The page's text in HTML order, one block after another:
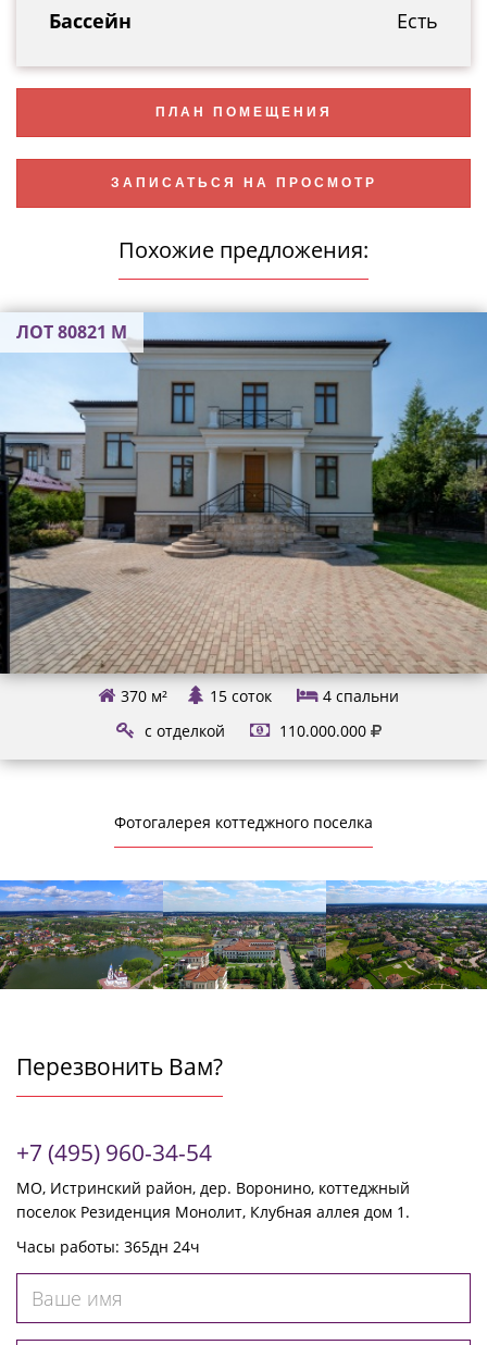
Бассейн
Есть
ПЛАН ПОМЕЩЕНИЯ
ЗАПИСАТЬСЯ НА ПРОСМОТР
Похожие предложения:
ЛОТ 80821 М
370 м² 15 соток 4 спальни
с отделкой
110.000.000
Фотогалерея коттеджного поселка
Перезвонить Вам?
+7 (495) 960-34-54
МО, Истринский район, дер. Воронино, коттеджный
поселок Резиденция Монолит, Клубная аллея дом 1.
Часы работы: 365дн 24ч
имя